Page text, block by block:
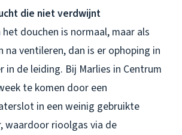
die niet verdwijnt
het douchen is normaal, maar als
na ventileren, dan is er ophoping in
in de leiding. Bij Marlies in Centrum
te komen door een
in een weinig gebruikte
waardoor rioolgas via de